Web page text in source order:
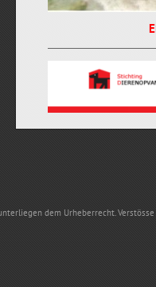
dem Urheberrecht.